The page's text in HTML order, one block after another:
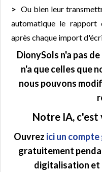
Ou bien leur
automatique le rapport
après chaque import
DionySols n'a pas
n'a que celles que
nous pouvons
Notre IA, c'est
Ouvrez ici un
gratuitement
digitalisation et